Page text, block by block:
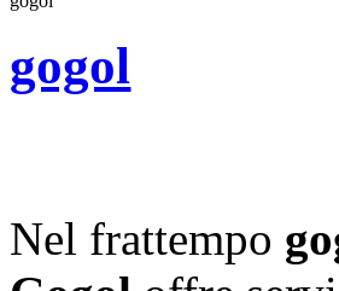
gogol
Nel frattempo